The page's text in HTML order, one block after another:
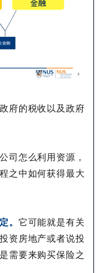
府的税收以及政府
司怎么利用资源，
之中如何获得最大
。 它可能就是有关
资房地产或者说投
需要来购买保险之